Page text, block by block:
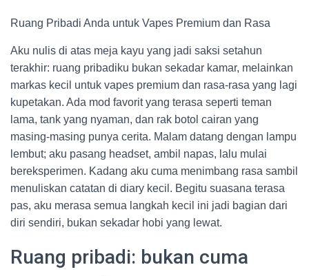
Ruang Pribadi Anda untuk Vapes Premium dan Rasa
Aku nulis di atas meja kayu yang jadi saksi setahun
terakhir: ruang pribadiku bukan sekadar kamar, melainkan
markas kecil untuk vapes premium dan rasa-rasa yang lagi
kupetakan. Ada mod favorit yang terasa seperti teman
lama, tank yang nyaman, dan rak botol cairan yang
masing-masing punya cerita. Malam datang dengan lampu
lembut; aku pasang headset, ambil napas, lalu mulai
bereksperimen. Kadang aku cuma menimbang rasa sambil
menuliskan catatan di diary kecil. Begitu suasana terasa
pas, aku merasa semua langkah kecil ini jadi bagian dari
diri sendiri, bukan sekadar hobi yang lewat.
Ruang pribadi: bukan cuma